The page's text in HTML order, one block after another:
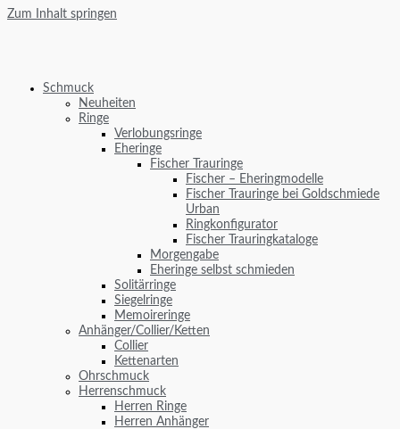
Zum Inhalt springen
Schmuck
Neuheiten
Ringe
Verlobungsringe
Eheringe
Fischer Trauringe
Fischer – Eheringmodelle
Fischer Trauringe bei Goldschmiede
Urban
Ringkonfigurator
Fischer Trauringkataloge
Morgengabe
Eheringe selbst schmieden
Solitärringe
Siegelringe
Memoireringe
Anhänger/Collier/Ketten
Collier
Kettenarten
Ohrschmuck
Herrenschmuck
Herren Ringe
Herren Anhänger